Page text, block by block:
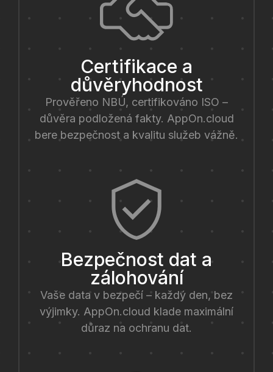
Certifikace a
důvěryhodnost
Prověřeno NBÚ, certifikováno ISO –
důvěra podložená fakty. AppOn.cloud
bere bezpečnost a kvalitu služeb vážně.
Bezpečnost dat a
zálohování
Vaše data v bezpečí – každý den, bez
výjimky. AppOn.cloud klade maximální
důraz na ochranu dat.